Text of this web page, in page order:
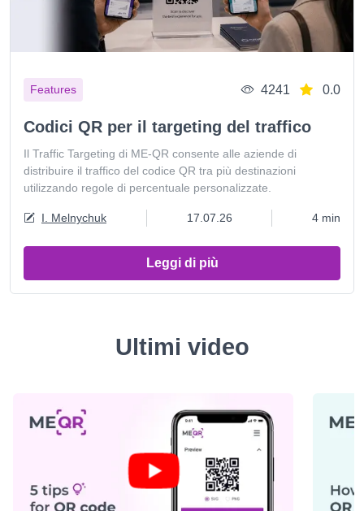
Features 4241 0.0
Codici QR per il targeting del traffico
Il Traffic Targeting di ME-QR consente alle aziende di
distribuire il traffico del codice QR tra più destinazioni
utilizzando regole di percentuale personalizzate.
I. Melnychuk 17.07.26 4 min
Leggi di più
Ultimi video